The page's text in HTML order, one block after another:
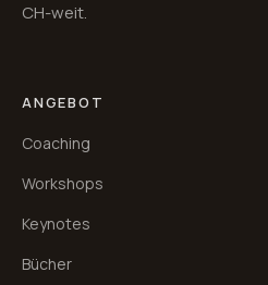
CH-weit.
ANGEBOT
Coaching
Workshops
Keynotes
Bücher